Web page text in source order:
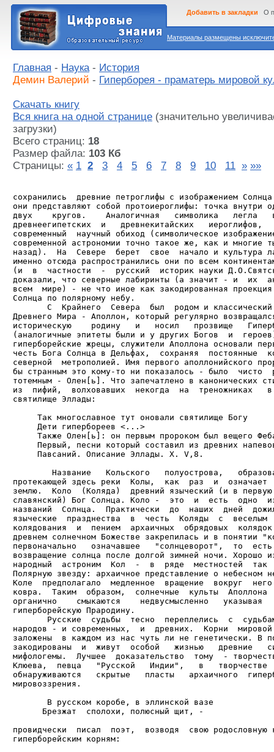
Материалы размещены
Добавить в закладки О
Главная - Наука- История
Демин Валерий - Гиперборея - праматерь мировой
Скачать книгу
Вся книга на одной странице (значительно
загрузки)
Всего страниц: 18
Размер файла: 103 Кб
Страницы: « 1 2 3 4 5 6 7 8 9 10 11 » »»
сохранились  древние петроглифы с изображением
они представляют собой протоиероглифы: точка внутри
двух    кругов.    Аналогичная   символика   легла
древнеегипетских  и   древнекитайских   иероглифов,
современный  научный обиход (символическое
современной астрономии точно такое же, как и многие
назад).  На  Севере  берет  свое  начало и культура
именно отсюда распространились они по всем
(и  в  частности  -  русский  историк науки
доказали, что северные лабиринты (а значит - и  их
всем  мире) - не что иное как закодированная проекция
Солнца по полярному небу.
С  Крайнего  Севера  был  родом и
Древнего Мира - Аполлон, который регулярно
историческую    родину   и   носил   прозвище
(аналогичные эпитеты были и у других Богов  и
гиперборейские жрецы, служители Аполлона основали
честь Бога Солнца в Дельфах,  сохраняя  постоянные
северной  метрополией. Имя первого аполлонийского
бы странным это кому-то ни показалось - было  чисто
тотемным - Олен[ь]. Что запечатлено в канонических
из  пифий,  волховавших  некогда  на  треножниках
святилище Эллады:
     Так многославное тут оновали святилище Богу
     Дети гипербореев <...>
Также Олен[ь]: он первым пророком был вещего
Первый, песни который составил из древних
     Павсаний. Описание Эллады. Х. V,8.
Название   Кольского   полуострова,
протекающей здесь реки  Колы,  как  раз  и  означает
землю.  Коло  (Коляда)  древний языческий (и в
славянский) Бог Солнца. Коло -  это  и  есть  одно
названий  Солнца.  Практически  до  наших  дней
языческие  празднества  в  честь  Коляды  с  веселым
колядования  и  пением  архаичных  обрядовых
древнем солнечном Божестве закрепилась и в понятии
первоначально   означавшее   "солнцеворот",  то  есть
возвращение солнца после долгой зимней ночи. Хорошо
народный  астроним  Кол  -  в  ряде  местностей  так
Полярную звезду: архаичное представление о небесном
Коле  предполагало  медленное  вращение  вокруг  него
ковра.  Таким  образом,  солнечные  культы  Аполлона
органично    смыкаются    недвусмысленно   указывая
гиперборейскую Прародину.
Русские  судьбы  тесно  переплелись  с
народов - и современных,  и  древних.  Корни  мировой
заложены  в каждом из нас чуть ли не генетически. В
закодированы  и  живут  особой   жизнью   древние
мифологемы.  Лучшее  доказательство  тому  -
Клюева,  певца   "Русской   Индии",   в   творчестве
обнаруживаются   скрытые   пласты   архаичного
мировоззрения.
       В русском коробе, в эллинской вазе
      Брезжат  сполохи, полюсный щит, -
провидчески  писал  поэт,  возводя  свою родословную
гиперборейским корням: